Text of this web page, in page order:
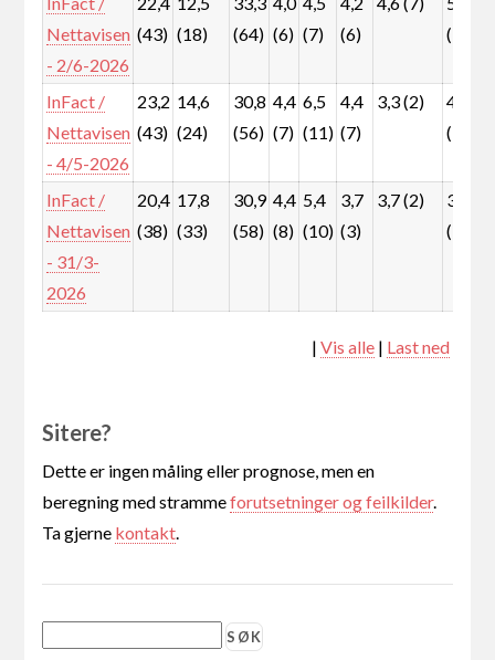
Nettavisen
- 2/6-2026
(43) (18)
(64) (6) (7)
(6)
(7)
InFact /
Nettavisen
- 4/5-2026
23,2
(43)
14,6
(24)
30,8
(56)
4,4
(7)
6,5
(11)
4,4
(7)
3,3 (2)
4,0
(7)
InFact /
Nettavisen
- 31/3-
2026
20,4
(38)
17,8
(33)
30,9
(58)
4,4
(8)
5,4
(10)
3,7
(3)
3,7 (2)
3,7
(3)
|Vis alle | Last ned
Sitere?
Dette er ingen måling eller prognose, men en
beregning med strammeforutsetninger og feilkilder.
Ta gjerne kontakt.